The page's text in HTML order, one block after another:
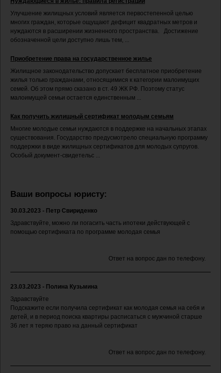
Улучшение жилищных условий является первостепенной целью
многих граждан, которые ощущают дефицит квадратных метров и
нуждаются в расширении жизненного пространства. Достижение
обозначенной цели доступно лишь тем, ...
Приобретение права на государственное жилье
Жилищное законодательство допускает бесплатное приобретение
жилья только гражданами, относящимися к категории малоимущих
семей. Об этом прямо сказано в ст. 49 ЖК РФ. Поэтому статус
малоимущей семьи остается единственным ...
Как получить жилищный сертификат молодым семьям
Многие молодые семьи нуждаются в поддержке на начальных этапах
существования. Государство предусмотрело специальную программу
поддержки в виде жилищных сертификатов для молодых супругов.
Особый документ-свидетельс ...
Ваши вопросы юристу:
30.03.2023 - Петр Свириденко
Здравствуйте, можно ли погасить часть ипотеки действующей с
помощью сертификата по программе молодая семья
Ответ на вопрос дан по телефону.
23.03.2023 - Полина Кузьмина
Здравствуйте
Подскажите если получила сертификат как молодая семья на себя и
детей, и в период поиска квартиры расписаться с мужчиной старше
36 лет я теряю право на данный сертификат
Ответ на вопрос дан по телефону.